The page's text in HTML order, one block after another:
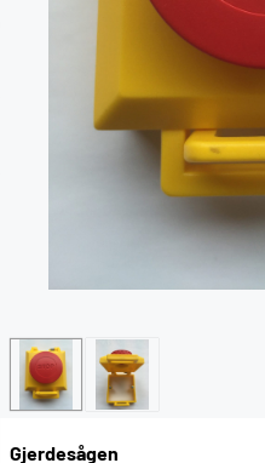
Gjerdesågen